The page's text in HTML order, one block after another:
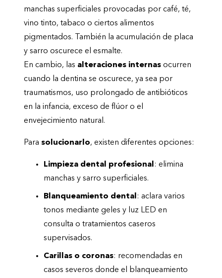
manchas superficiales provocadas por café, té,
vino tinto, tabaco o ciertos alimentos
pigmentados. También la acumulación de placa
y sarro oscurece el esmalte.
En cambio, las alteraciones internas ocurren
cuando la dentina se oscurece, ya sea por
traumatismos, uso prolongado de antibióticos
en la infancia, exceso de flúor o el
envejecimiento natural.
Para solucionarlo, existen diferentes opciones:
Limpieza dental profesional : elimina
manchas y sarro superficiales.
Blanqueamiento dental : aclara varios
tonos mediante geles y luz LED en
consulta o tratamientos caseros
supervisados.
Carillas o coronas: recomendadas en
casos severos donde el blanqueamiento